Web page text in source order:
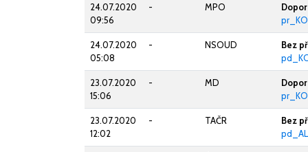
24.07.2020
09:56
- MPO
24.07.2020
05:08
- NSOUD
Bez
23.07.2020
15:06
- MD
23.07.2020
12:02
- TAČR
Bez